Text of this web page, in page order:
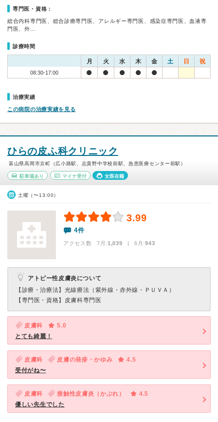
専門医・資格：
総合内科専門医、総合診療専門医、アレルギー専門医、感染症専門医、血液専
門医、外…
診療時間
月 火 水 木 金 土 日 祝
08:30-17:00
治療実績
この病院の治療実績を見る
ひらの皮ふ科クリニック
富山県高岡市京町（広小路駅、志貴野中学校前駅、急患医療センター前駅）
駐車場あり マイナ受付 女医在籍
土曜（〜13:00）
3.99
4件
アクセス数 7月:1,039 | 6月:943
アトピー性皮膚炎について
【診療・治療法】 光線療法（紫外線・赤外線・ＰＵＶＡ）
【専門医・資格】 皮膚科専門医
皮膚科
5.0
とても綺麗！
皮膚科 皮膚の発疹・かゆみ
4.5
受付がね〜
皮膚科 接触性皮膚炎（かぶれ）
4.5
優しい先生でした